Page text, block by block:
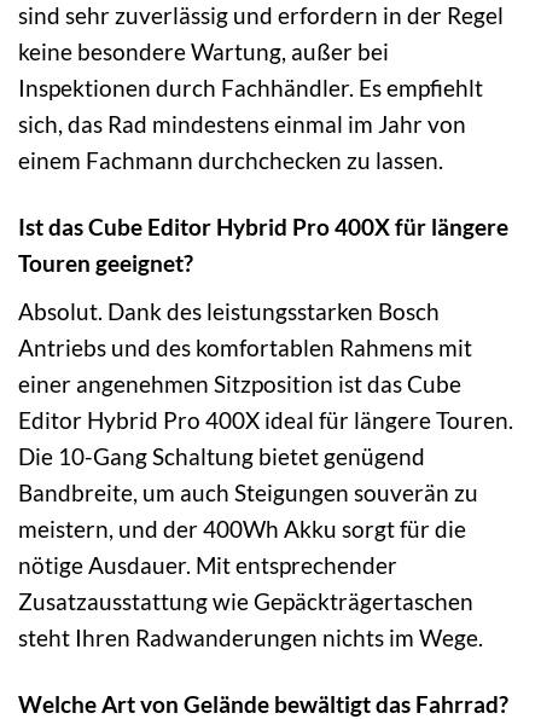
sind sehr zuverlässig und erfordern in der Regel
keine besondere Wartung, außer bei
Inspektionen durch Fachhändler. Es empfiehlt
sich, das Rad mindestens einmal im Jahr von
einem Fachmann durchchecken zu lassen.
Ist das Cube Editor Hybrid Pro 400X für längere
Touren geeignet?
Absolut. Dank des leistungsstarken Bosch
Antriebs und des komfortablen Rahmens mit
einer angenehmen Sitzposition ist das Cube
Editor Hybrid Pro 400X ideal für längere Touren.
Die 10-Gang Schaltung bietet genügend
Bandbreite, um auch Steigungen souverän zu
meistern, und der 400Wh Akku sorgt für die
nötige Ausdauer. Mit entsprechender
Zusatzausstattung wie Gepäckträgertaschen
steht Ihren Radwanderungen nichts im Wege.
Welche Art von Gelände bewältigt das Fahrrad?